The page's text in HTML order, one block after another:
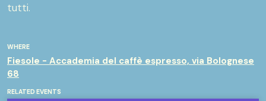
WHERE
Fiesole - Accademia del caffè espresso, via Bolognese
68
RELATED EVENTS
tutti.